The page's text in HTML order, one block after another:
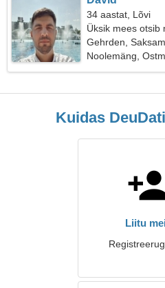
34 aastat, Lõvi
Üksik mees otsib
Gehrden,
Noolemäng,
Kuidas
Liitu